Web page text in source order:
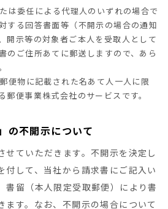
は委任による代理人のいずれの場合で
する回答書面等（不開示の場合の通知
開示等の対象者ご本人を受取人として
のご住所あてに郵送しますので、あら
便物に記載された名あて人一人に限
郵便事業株式会社のサービスです。
の不開示について
せていただきます。不開示を決定し
付して、当社から請求書にご記入い
書留（本人限定受取郵便）により書
ます。なお、不開示の場合について